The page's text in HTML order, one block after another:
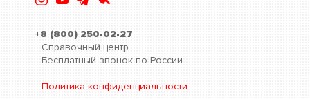
+8 (800) 250-02-27
Справочный центр
Бесплатный звонок по России
Политика конфиденциальности